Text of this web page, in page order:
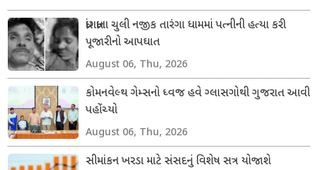
ધ્રાંગધ્રાના ચુલી નજીક તારંગા ધામમાં પત્નીની હત્યા કરી
પૂજારીનો આપઘાત
August 06, Thu, 2026
કોમનવેલ્થ ગેમ્સનો ધ્વજ હવે ગ્લાસગોથી ગુજરાત આવી
પહોંચ્યો
August 06, Thu, 2026
સીમાંકન ખરડા માટે સંસદનું વિશેષ સત્ર યોજાશે